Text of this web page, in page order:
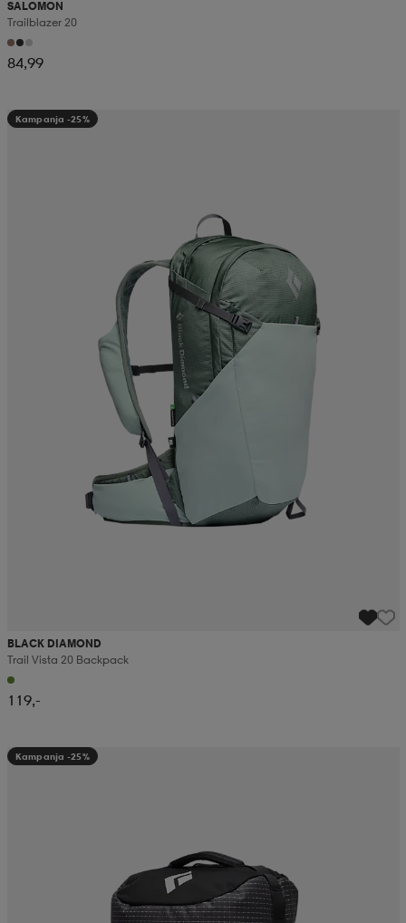
SALOMON
Trailblazer 20
84,99
Kampanja -25%
BLACK DIAMOND
Trail Vista 20 Backpack
119,-
Kampanja -25%